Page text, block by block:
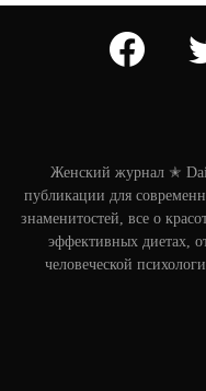
facebook
Женский журнал ✭
публикации для
знаменитостей, все о
эффективных диетах,
человеческой